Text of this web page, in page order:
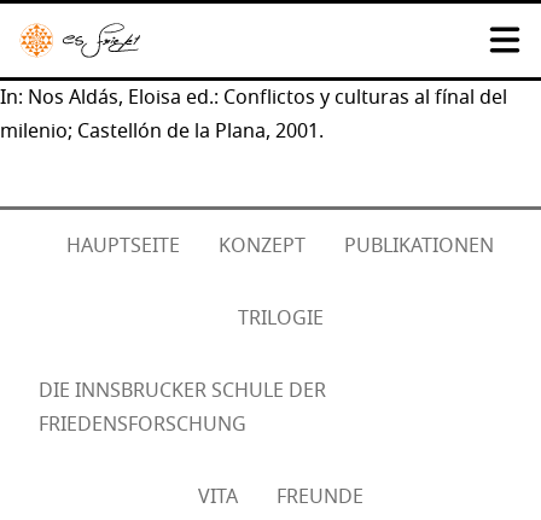
In: Nos Aldás, Eloisa ed.: Conflictos y culturas al fínal del
milenio; Castellón de la Plana, 2001.
HAUPTSEITE KONZEPT PUBLIKATIONEN
TRILOGIE
DIE INNSBRUCKER SCHULE DER
FRIEDENSFORSCHUNG
VITA FREUNDE